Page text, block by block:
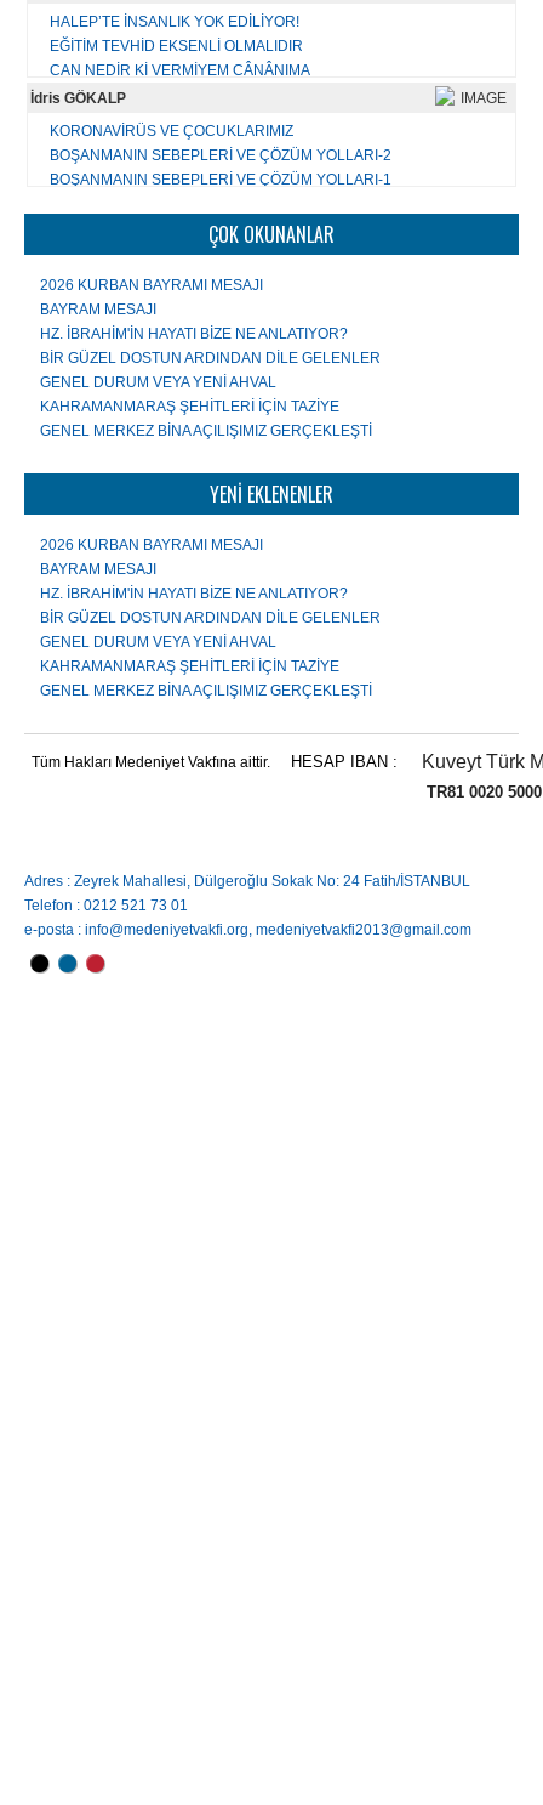
HATALARIMIZI DUYMAYA OLAN İHTİYACIMIZ
AKLIN ANLAMI
KİŞİNİN MEDENÎLİĞİNDEN ÜMMETİN MEDENİYETİNE
BİR DARBE KALKIŞMASININ ARDINDAN
ÇAĞIN GÖÇMENLERİ
Tüm yazıları...
HALEP’TE İNSANLIK YOK EDİLİYOR!
EĞİTİM TEVHİD EKSENLİ OLMALIDIR
CAN NEDİR Kİ VERMİYEM CÂNÂNIMA
KİBİRDE BENLİK İDDİASI VARDIR
USÛL BİL, ÜSLÛP BİL, ÂDÂP BİL!
BU TOPRAKLAR İSLÂM COĞRAFYASIDIR, HAİNLERE VE
KATİLLERE BIRAKILAMAZ
Tüm yazıları...
İdris GÖKALP
KORONAVİRÜS VE ÇOCUKLARIMIZ
BOŞANMANIN SEBEPLERİ VE ÇÖZÜM YOLLARI-2
BOŞANMANIN SEBEPLERİ VE ÇÖZÜM YOLLARI-1
ÇOCUK GELİŞİMİNDE MÜSLÜMAN AİLE MODELİ
MÜSLÜMANIN TATİL ANLAYIŞI
ÇAĞDAŞ EĞİTİM ANLAYIŞLARININ HADİSLERDEN ÇIKARACAĞI
YÖNTEMLER
ÖLEN HALEP DEĞİL İNSANLIĞIMIZ
GENÇLERE 100 TAVSİYE
EĞİTİMİN ANA TEMASI "SALİH İNSAN YETİŞTİRMEK"
ÇOK OKUNANLAR
2026 KURBAN BAYRAMI MESAJI
BAYRAM MESAJI
HZ. İBRAHİM'İN HAYATI BİZE NE ANLATIYOR?
BİR GÜZEL DOSTUN ARDINDAN DİLE GELENLER
GENEL DURUM VEYA YENİ AHVAL
KAHRAMANMARAŞ ŞEHİTLERİ İÇİN TAZİYE
GENEL MERKEZ BİNA AÇILIŞIMIZ GERÇEKLEŞTİ
YENİ EKLENENLER
2026 KURBAN BAYRAMI MESAJI
BAYRAM MESAJI
HZ. İBRAHİM'İN HAYATI BİZE NE ANLATIYOR?
BİR GÜZEL DOSTUN ARDINDAN DİLE GELENLER
GENEL DURUM VEYA YENİ AHVAL
KAHRAMANMARAŞ ŞEHİTLERİ İÇİN TAZİYE
GENEL MERKEZ BİNA AÇILIŞIMIZ GERÇEKLEŞTİ
Tüm Hakları Medeniyet Vakfına aittir. HESAP IBAN : Kuveyt Türk
TR81 0020 5000 0084
Adres : Zeyrek Mahallesi, Dülgeroğlu Sokak No: 24 Fatih/İSTANBUL
Telefon : 0212 521 73 01
e-posta : info@medeniyetvakfi.org, medeniyetvakfi2013@gmail.com